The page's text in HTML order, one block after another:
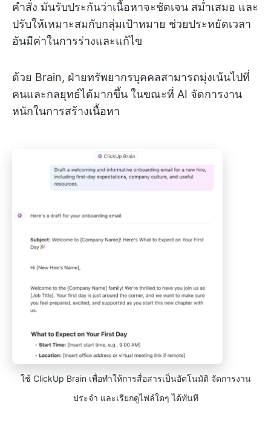
คำสั่ง มันรับประกันว่าเนื้อหาจะชัดเจน สม่ำเสมอ และ
ปรับให้เหมาะสมกับกลุ่มเป้าหมาย ช่วยประหยัดเวลา
อันมีค่าในการร่างและแก้ไข
ด้วย Brain, ฝ่ายทรัพยากรบุคคลสามารถมุ่งเน้นไปที่
คนและกลยุทธ์ได้มากขึ้น ในขณะที่ AI จัดการงาน
หนักในการสร้างเนื้อหา
ใช้ ClickUp Brain เพื่อทำให้การสื่อสารเป็นอัตโนมัติ จัดการงาน
ประจำ และเรียกดูไฟล์ใดๆ ได้ทันที